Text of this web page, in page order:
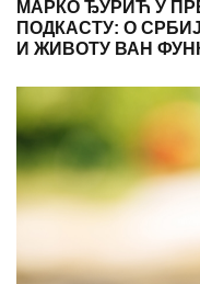
МАРКО ЂУРИЋ У
ПОДКАСТУ: О
И ЖИВОТУ ВАН